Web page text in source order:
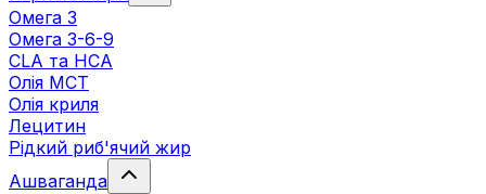
Омега 3
Омега 3-6-9
CLA та HCA
Олія МСТ
Олія криля
Лецитин
Рідкий риб'ячий жир
Ашваганда